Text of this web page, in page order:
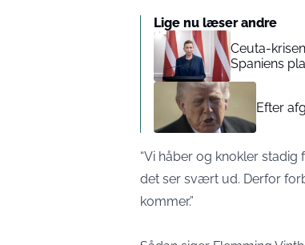
Lige nu læser andre
Ceuta-
Spaniens
Efter
“Vi håber og knokler
det ser svært ud. Derfor
kommer.”